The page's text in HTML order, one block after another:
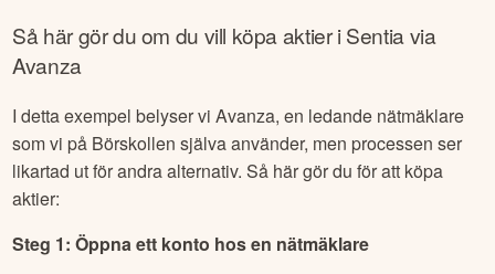
Så här gör du om du vill köpa aktier iSentiavia
Avanza
I detta exempel belyser vi Avanza, en ledande nätmäklare
som vi på Börskollen själva använder, men processen ser
likartad ut för andra alternativ. Så här gör du för att köpa
aktier:
Steg 1: Öppna ett konto hos en nätmäklare